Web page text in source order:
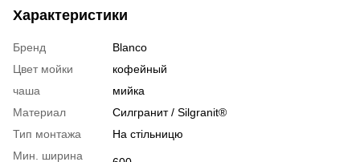
Характеристики
Бренд
Blanco
Цвет мойки
кофейный
чаша
мийка
Материал
Cилгранит / Silgranit®
Тип монтажа
На стільницю
Мин. ширина